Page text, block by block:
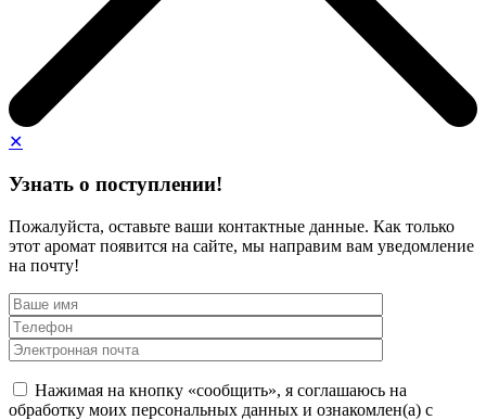
✕
Узнать о поступлении!
Пожалуйста, оставьте ваши контактные данные. Как только
этот аромат появится на сайте, мы направим вам уведомление
на почту!
Нажимая на кнопку «сообщить», я соглашаюсь на
обработку моих персональных данных и ознакомлен(а) с